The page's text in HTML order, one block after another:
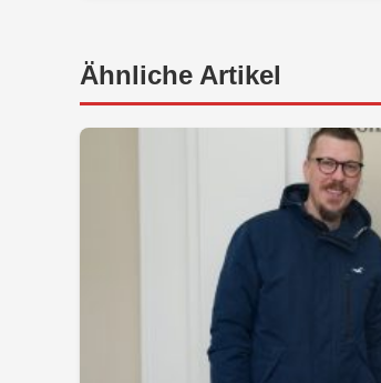
Ähnliche Artikel